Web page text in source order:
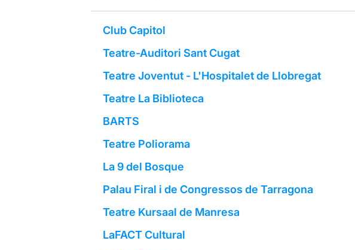
Club Capitol
Teatre-Auditori Sant Cugat
Teatre Joventut - L'Hospitalet de Llobregat
Teatre La Biblioteca
BARTS
Teatre Poliorama
La 9 del Bosque
Palau Firal i de Congressos de Tarragona
Teatre Kursaal de Manresa
LaFACT Cultural